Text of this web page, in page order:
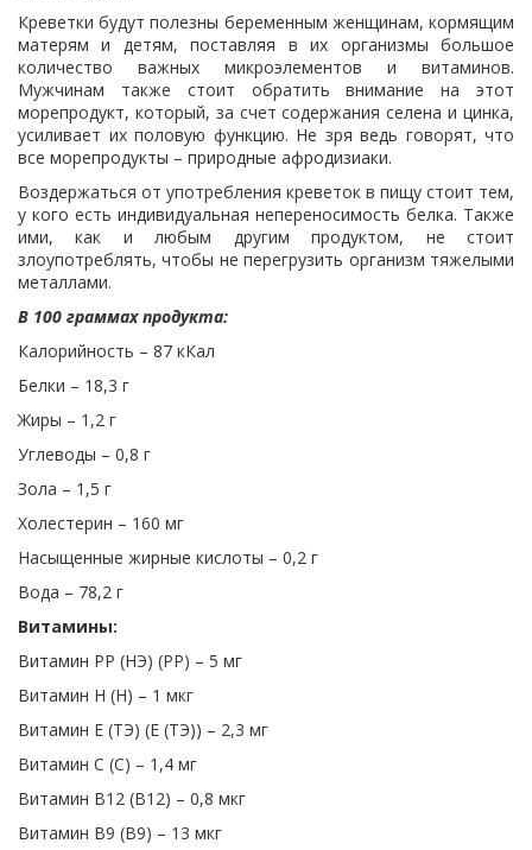
Креветки будут полезны беременным женщинам, кормящим
матерям и детям, поставляя в их организмы большое
количество важных микроэлементов и витаминов.
Мужчинам также стоит обратить внимание на этот
морепродукт, который, за счет содержания селена и цинка,
усиливает их половую функцию. Не зря ведь говорят, что
все морепродукты – природные афродизиаки.
Воздержаться от употребления креветок в пищу стоит тем,
у кого есть индивидуальная непереносимость белка. Также
ими, как и любым другим продуктом, не стоит
злоупотреблять, чтобы не перегрузить организм тяжелыми
металлами.
В 100 граммах продукта:
Калорийность – 87 кКал
Белки – 18,3 г
Жиры – 1,2 г
Углеводы – 0,8 г
Зола – 1,5 г
Холестерин – 160 мг
Насыщенные жирные кислоты – 0,2 г
Вода – 78,2 г
Витамины:
Витамин PP (НЭ) (PP) – 5 мг
Витамин Н (Н) – 1 мкг
Витамин Е (ТЭ) (Е (ТЭ)) – 2,3 мг
Витамин С (C) – 1,4 мг
Витамин В12 (B12) – 0,8 мкг
Витамин В9 (В9) – 13 мкг